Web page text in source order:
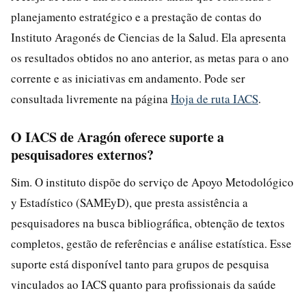
planejamento estratégico e a prestação de contas do
Instituto Aragonés de Ciencias de la Salud. Ela apresenta
os resultados obtidos no ano anterior, as metas para o ano
corrente e as iniciativas em andamento. Pode ser
consultada livremente na página Hoja de ruta IACS.
O IACS de Aragón oferece suporte a
pesquisadores externos?
Sim. O instituto dispõe do serviço de Apoyo Metodológico
y Estadístico (SAMEyD), que presta assistência a
pesquisadores na busca bibliográfica, obtenção de textos
completos, gestão de referências e análise estatística. Esse
suporte está disponível tanto para grupos de pesquisa
vinculados ao IACS quanto para profissionais da saúde